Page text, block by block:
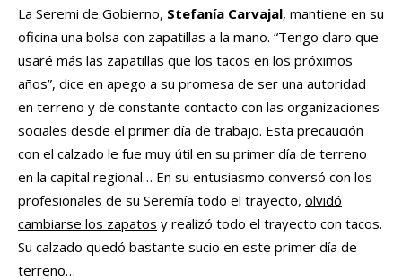
La Seremi de Gobierno, Stefanía Carvajal, mantiene en su
oficina una bolsa con zapatillas a la mano. “Tengo claro que
usaré más las zapatillas que los tacos en los próximos
años”, dice en apego a su promesa de ser una autoridad
en terreno y de constante contacto con las organizaciones
sociales desde el primer día de trabajo. Esta precaución
con el calzado le fue muy útil en su primer día de terreno
en la capital regional… En su entusiasmo conversó con los
profesionales de su Seremía todo el trayecto, olvidó
cambiarse los zapatos y realizó todo el trayecto con tacos.
Su calzado quedó bastante sucio en este primer día de
terreno…